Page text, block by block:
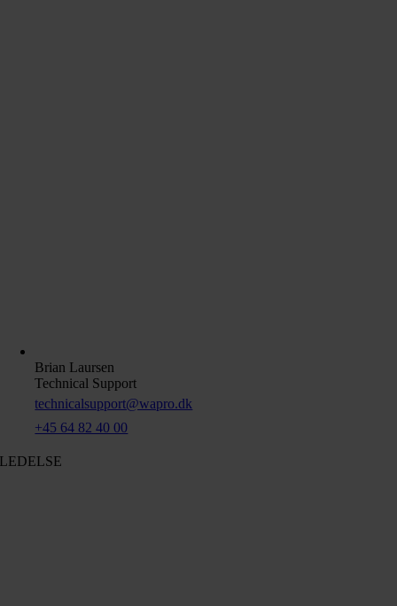
Brian Laursen
Technical Support
technicalsupport@wapro.dk
+45 64 82 40 00
LEDELSE